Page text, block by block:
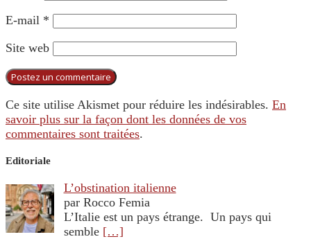
E-mail *
Site web
Ce site utilise Akismet pour réduire les indésirables. En
savoir plus sur la façon dont les données de vos
commentaires sont traitées.
Editoriale
L’obstination italienne
par Rocco Femia
L’Italie est un pays étrange. Un pays qui
semble […]